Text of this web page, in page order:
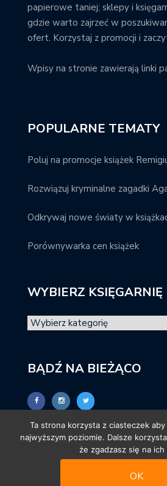
papierowe taniej; sklepy i
gdzie warto zajrzeć w
ofert. Korzystaj z promocji i
Wpisy na stronie zawierają linki
POPULARNE TEMATY
Poluj na promocje książek
Rozwiązuj kryminalne zagadki
Odkrywaj nowe światy w
Porównywarka cen książek
WYBIERZ KSIĘGARNIĘ
BĄDŹ NA BIEŻĄCO
Ta strona korzysta z ciasteczek aby
najwyższym poziomie. Dalsze
że zgadzasz się na ich
OK